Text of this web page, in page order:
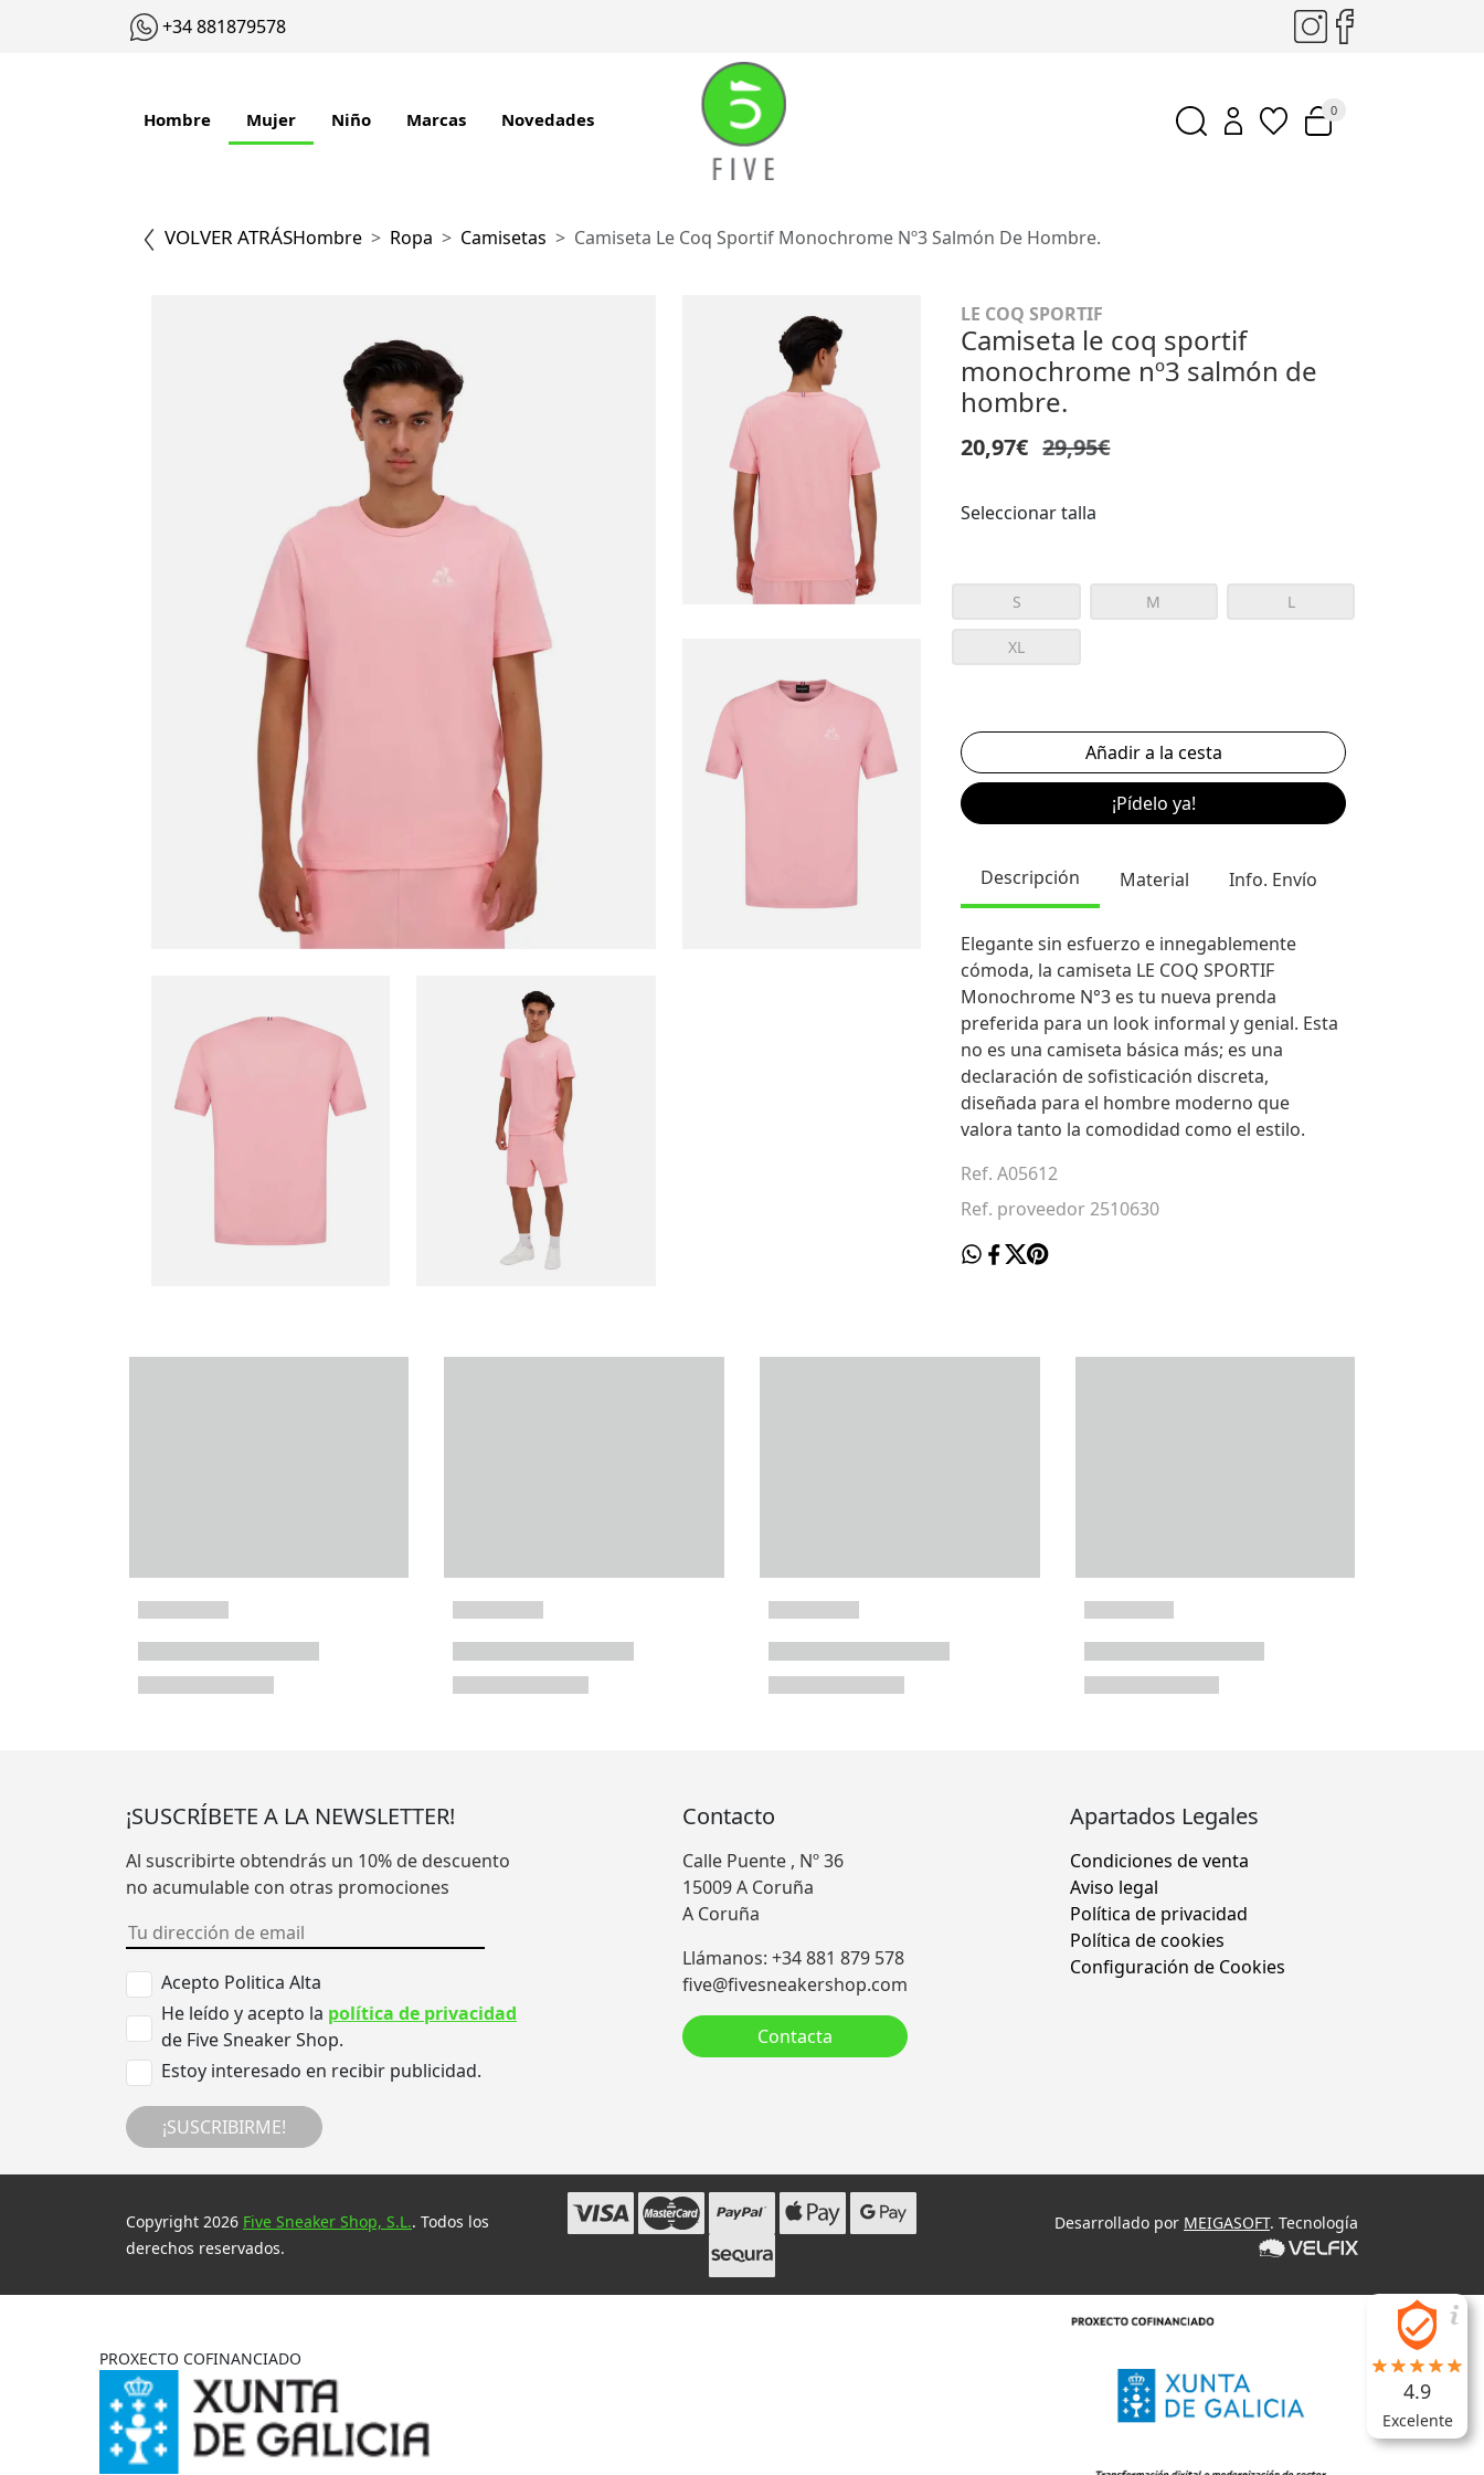
+34 881879578
Hombre Mujer Niño Marcas Novedades 0
VOLVER ATRÁSHombre Ropa Camisetas Camiseta Le Coq Sportif Monochrome Nº3 Salmón De Hombre.
LE COQ SPORTIF
Camiseta le coq sportif
monochrome nº3 salmón de
hombre.
20,97€ 29,95€
Seleccionar talla
S M L
XL
¡Pídelo ya!
Descripción Material Info. Envío
Elegante sin esfuerzo e innegablemente
cómoda, la camiseta LE COQ SPORTIF
Monochrome N°3 es tu nueva prenda
preferida para un look informal y genial. Esta
no es una camiseta básica más; es una
declaración de sofisticación discreta,
diseñada para el hombre moderno que
valora tanto la comodidad como el estilo.
Ref. A05612
Ref. proveedor 2510630
¡SUSCRÍBETE A LA NEWSLETTER!
Al suscribirte obtendrás un 10% de descuento
no acumulable con otras promociones
Acepto Politica Alta
He leído y acepto la política de privacidad
de Five Sneaker Shop.
Estoy interesado en recibir publicidad.
¡SUSCRIBIRME!
Contacto
Calle Puente , Nº 36
15009 A Coruña
A Coruña
Llámanos: +34 881 879 578
five@fivesneakershop.com
Contacta
Apartados Legales
Condiciones de venta
Aviso legal
Política de privacidad
Política de cookies
Configuración de Cookies
Copyright 2026 Five Sneaker Shop, S.L.. Todos los
derechos reservados.
Desarrollado por MEIGASOFT. Tecnología
PROXECTO COFINANCIADO
4.9
Excelente